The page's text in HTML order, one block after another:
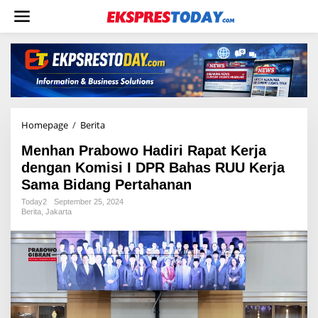
w
Homepage / Berita
n
h
a
n
P
b
o
w
o
H
a
Menhan Prabowo Hadiri Rapat Kerja
dengan Komisi I DPR Bahas RUU Kerja
Sama Bidang Pertahanan
Today2
September 25, 2024
Berita, Jakarta